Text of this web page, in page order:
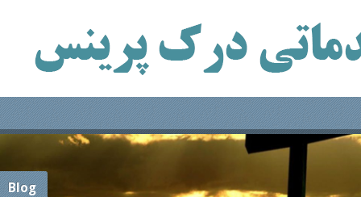
Blog